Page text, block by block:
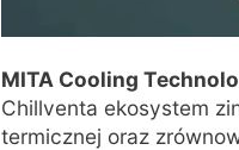
MITA Cooling
Chillventa ekosystem
termicznej oraz